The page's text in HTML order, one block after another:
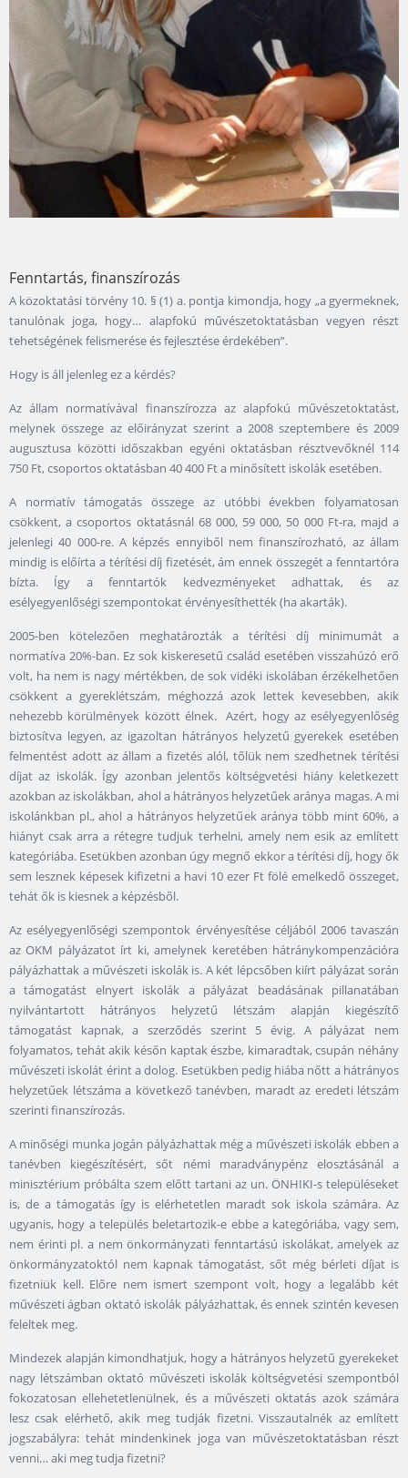
Fenntartás, finanszírozás
A közoktatási törvény 10. § (1) a. pontja kimondja, hogy „a gyermeknek,
tanulónak joga, hogy… alapfokú művészetoktatásban vegyen részt
tehetségének felismerése és fejlesztése érdekében”.
Hogy is áll jelenleg ez a kérdés?
Az állam normatívával finanszírozza az alapfokú művészetoktatást,
melynek összege az előirányzat szerint a 2008 szeptembere és 2009
augusztusa közötti időszakban egyéni oktatásban résztvevőknél 114
750 Ft, csoportos oktatásban 40 400 Ft a minősített iskolák esetében.
A normatív támogatás összege az utóbbi években folyamatosan
csökkent, a csoportos oktatásnál 68 000, 59 000, 50 000 Ft-ra, majd a
jelenlegi 40 000-re. A képzés ennyiből nem finanszírozható, az állam
mindig is előírta a térítési díj fizetését, ám ennek összegét a fenntartóra
bízta. Így a fenntartók kedvezményeket adhattak, és az
esélyegyenlőségi szempontokat érvényesíthették (ha akarták).
2005-ben kötelezően meghatározták a térítési díj minimumát a
normatíva 20%-ban. Ez sok kiskeresetű család esetében visszahúzó erő
volt, ha nem is nagy mértékben, de sok vidéki iskolában érzékelhetően
csökkent a gyereklétszám, méghozzá azok lettek kevesebben, akik
nehezebb körülmények között élnek. Azért, hogy az esélyegyenlőség
biztosítva legyen, az igazoltan hátrányos helyzetű gyerekek esetében
felmentést adott az állam a fizetés alól, tőlük nem szedhetnek térítési
díjat az iskolák. Így azonban jelentős költségvetési hiány keletkezett
azokban az iskolákban, ahol a hátrányos helyzetűek aránya magas. A mi
iskolánkban pl., ahol a hátrányos helyzetűek aránya több mint 60%, a
hiányt csak arra a rétegre tudjuk terhelni, amely nem esik az említett
kategóriába. Esetükben azonban úgy megnő ekkor a térítési díj, hogy ők
sem lesznek képesek kifizetni a havi 10 ezer Ft fölé emelkedő összeget,
tehát ők is kiesnek a képzésből.
Az esélyegyenlőségi szempontok érvényesítése céljából 2006 tavaszán
az OKM pályázatot írt ki, amelynek keretében hátránykompenzációra
pályázhattak a művészeti iskolák is. A két lépcsőben kiírt pályázat során
a támogatást elnyert iskolák a pályázat beadásának pillanatában
nyilvántartott hátrányos helyzetű létszám alapján kiegészítő
támogatást kapnak, a szerződés szerint 5 évig. A pályázat nem
folyamatos, tehát akik későn kaptak észbe, kimaradtak, csupán néhány
művészeti iskolát érint a dolog. Esetükben pedig hiába nőtt a hátrányos
helyzetűek létszáma a következő tanévben, maradt az eredeti létszám
szerinti finanszírozás.
A minőségi munka jogán pályázhattak még a művészeti iskolák ebben a
tanévben kiegészítésért, sőt némi maradványpénz elosztásánál a
minisztérium próbálta szem előtt tartani az un. ÖNHIKI-s településeket
is, de a támogatás így is elérhetetlen maradt sok iskola számára. Az
ugyanis, hogy a település beletartozik-e ebbe a kategóriába, vagy sem,
nem érinti pl. a nem önkormányzati fenntartású iskolákat, amelyek az
önkormányzatoktól nem kapnak támogatást, sőt még bérleti díjat is
fizetniük kell. Előre nem ismert szempont volt, hogy a legalább két
művészeti ágban oktató iskolák pályázhattak, és ennek szintén kevesen
feleltek meg.
Mindezek alapján kimondhatjuk, hogy a hátrányos helyzetű gyerekeket
nagy létszámban oktató művészeti iskolák költségvetési szempontból
fokozatosan ellehetetlenülnek, és a művészeti oktatás azok számára
lesz csak elérhető, akik meg tudják fizetni. Visszautalnék az említett
jogszabályra: tehát mindenkinek joga van művészetoktatásban részt
venni… aki meg tudja fizetni?